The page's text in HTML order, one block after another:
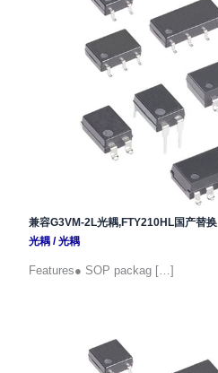
兼容G3VM-2L光耦,FTY210HL国产替换
光耦/光耦
Features● SOP packag […]